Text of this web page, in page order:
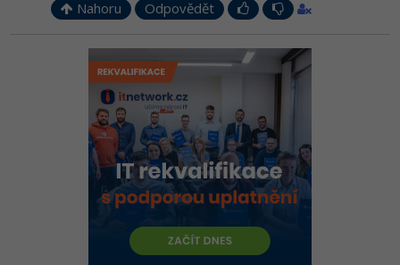
Nahoru Odpovědět